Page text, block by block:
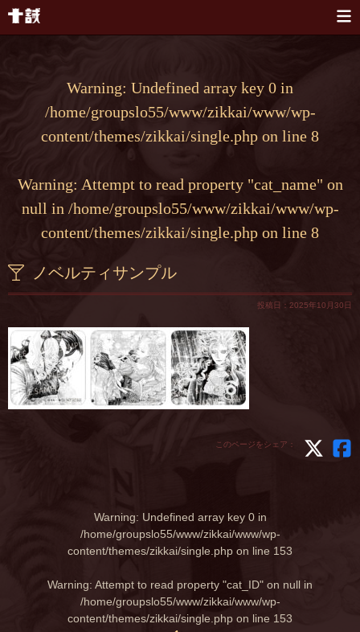
Warning: Undefined array key 0 in
/home/groupslo55/www/zikkai/www/wp-
content/themes/zikkai/single.php on line 8
Warning: Attempt to read property "cat_name" on
null in /home/groupslo55/www/zikkai/www/wp-
content/themes/zikkai/single.php on line 8
ノベルティサンプル
投稿日：2025年10月30日
このページをシェア：
Warning: Undefined array key 0 in
/home/groupslo55/www/zikkai/www/wp-
content/themes/zikkai/single.php on line 153
Warning: Attempt to read property "cat_ID" on null in
/home/groupslo55/www/zikkai/www/wp-
content/themes/zikkai/single.php on line 153